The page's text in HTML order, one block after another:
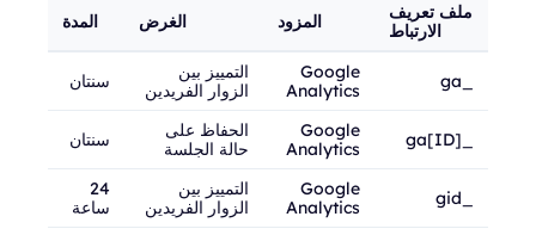
ملف تعريف
الارتباط
المزود الغرض المدة
Google
Analytics
التمييز بين
الزوار الفريدين
سنتان
Google
Analytics
الحفاظ على
حالة الجلسة
سنتان
Google
Analytics
التمييز بين
الزوار الفريدين
24
ساعة